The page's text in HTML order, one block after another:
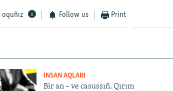
Follow us Print
İNSAN AQLARI
Bir an – ve casussıñ. Qırım